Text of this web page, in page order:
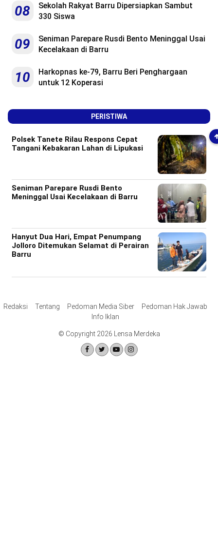
08
Sekolah Rakyat Barru Dipersiapkan Sambut
330 Siswa
09
Seniman Parepare Rusdi Bento Meninggal Usai
Kecelakaan di Barru
10
Harkopnas ke-79, Barru Beri Penghargaan
untuk 12 Koperasi
PERISTIWA
Polsek Tanete Rilau Respons Cepat
Tangani Kebakaran Lahan di Lipukasi
Seniman Parepare Rusdi Bento
Meninggal Usai Kecelakaan di Barru
Hanyut Dua Hari, Empat Penumpang
Jolloro Ditemukan Selamat di Perairan
Barru
Redaksi Tentang Pedoman Media Siber
Pedoman Hak Jawab
Info Iklan
© Copyright 2026 Lensa Merdeka